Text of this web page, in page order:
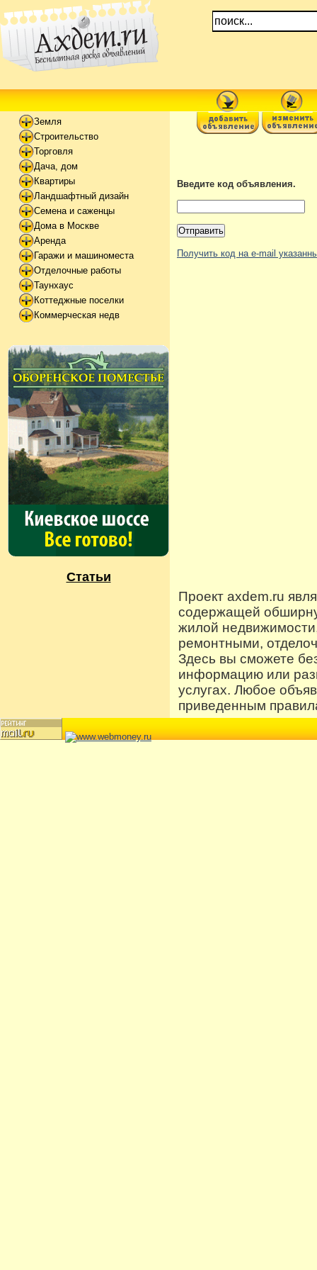
Земля
Строительство
Торговля
Дача, дом
Квартиры
Ландшафтный дизайн
Семена и саженцы
Дома в Москве
Аренда
Гаражи и машиноместа
Отделочные работы
Таунхаус
Коттеджные поселки
Коммерческая недв
Статьи
Введите код объявления.
Получить код на e-mail
Проект axdem.ru
содержащей
жилой
ремонтными,
Здесь вы сможете
информацию или
услугах. Любое
приведенным